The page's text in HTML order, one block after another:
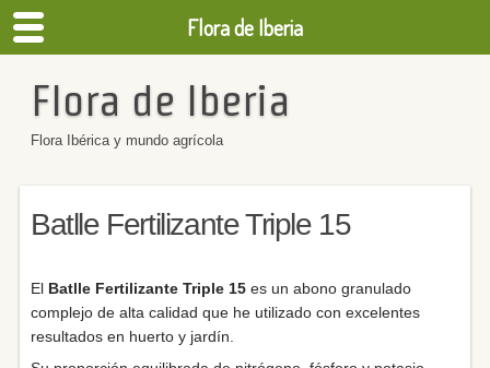
Flora de Iberia
Flora Ibérica y mundo agrícola
Batlle Fertilizante Triple 15
El Batlle Fertilizante Triple 15es un abono granulado
complejo de alta calidad que he utilizado con excelentes
resultados en huerto y jardín.
Flora de Iberia